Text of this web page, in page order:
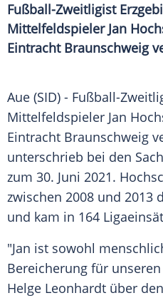
Fußball-Zweitligist
Mittelfeldspieler Jan
Eintracht Braunschweig
Aue (SID) - Fußball-
Mittelfeldspieler Jan
Eintracht Braunschweig
unterschrieb bei den
zum 30. Juni 2021.
zwischen 2008 und 2013
und kam in 164
"Jan ist sowohl
Bereicherung für
Helge Leonhardt über